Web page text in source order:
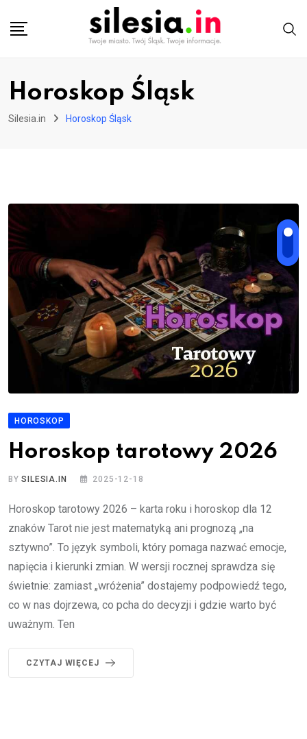
Horoskop Śląsk
Silesia.in Horoskop Śląsk
HOROSKOP
Horoskop tarotowy 2026
BYSILESIA.IN 2025-12-18
Horoskop tarotowy 2026 – karta roku i horoskop dla 12
znaków Tarot nie jest matematyką ani prognozą „na
sztywno”. To język symboli, który pomaga nazwać emocje,
napięcia i kierunki zmian. W wersji rocznej sprawdza się
świetnie: zamiast „wróżenia” dostajemy podpowiedź tego,
co w nas dojrzewa, co pcha do decyzji i gdzie warto być
uważnym. Ten
CZYTAJ WIĘCEJ